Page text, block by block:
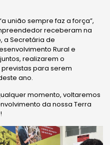
união sempre faz a força”,
receberam na
a Secretária de
Rural e
realizarem o
para serem
ano.
momento, voltaremos
da nossa Terra